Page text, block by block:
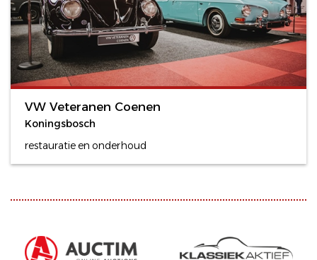
VW Veteranen Coenen
Koningsbosch
restauratie en onderhoud